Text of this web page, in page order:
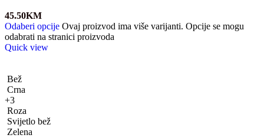
45.50KM
Odaberi opcije Ovaj proizvod ima više varijanti. Opcije se mogu
odabrati na stranici proizvoda
Quick view
Bež
Crna
+3
Roza
Svijetlo bež
Zelena